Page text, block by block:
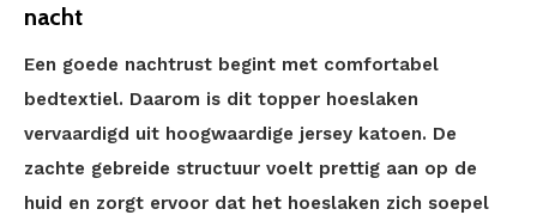
nacht
Een goede nachtrust begint met comfortabel
bedtextiel. Daarom is dit topper hoeslaken
vervaardigd uit hoogwaardige jersey katoen. De
zachte gebreide structuur voelt prettig aan op de
huid en zorgt ervoor dat het hoeslaken zich soepel